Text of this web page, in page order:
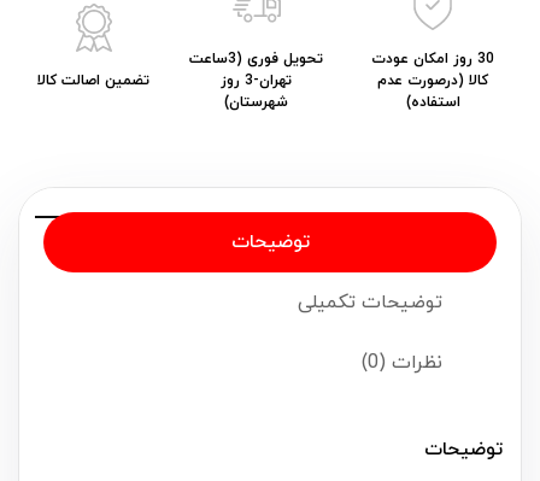
30 روز امکان عودت
کالا (درصورت عدم
استفاده)
تحویل فوری (3ساعت
تهران-3 روز
شهرستان)
تضمین اصالت کالا
توضیحات
توضیحات تکمیلی
نظرات (0)
توضیحات